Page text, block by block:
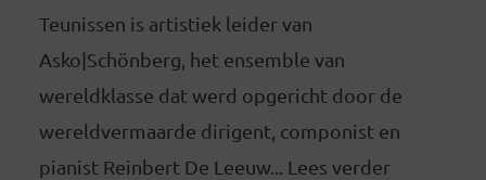
Teunissen is artistiek leider van
Asko|Schönberg, het ensemble van
wereldklasse dat werd opgericht door de
wereldvermaarde dirigent, componist en
pianist Reinbert De Leeuw... Lees verder